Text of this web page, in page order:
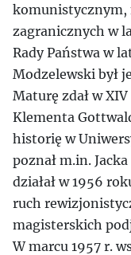
zagranicznych w
Rady Państwa w
Modzelewski był
Maturę zdał w
Klementa
historię w
poznał m.in.
działał w 1956
ruch
magisterskich
W marcu 1957 r.